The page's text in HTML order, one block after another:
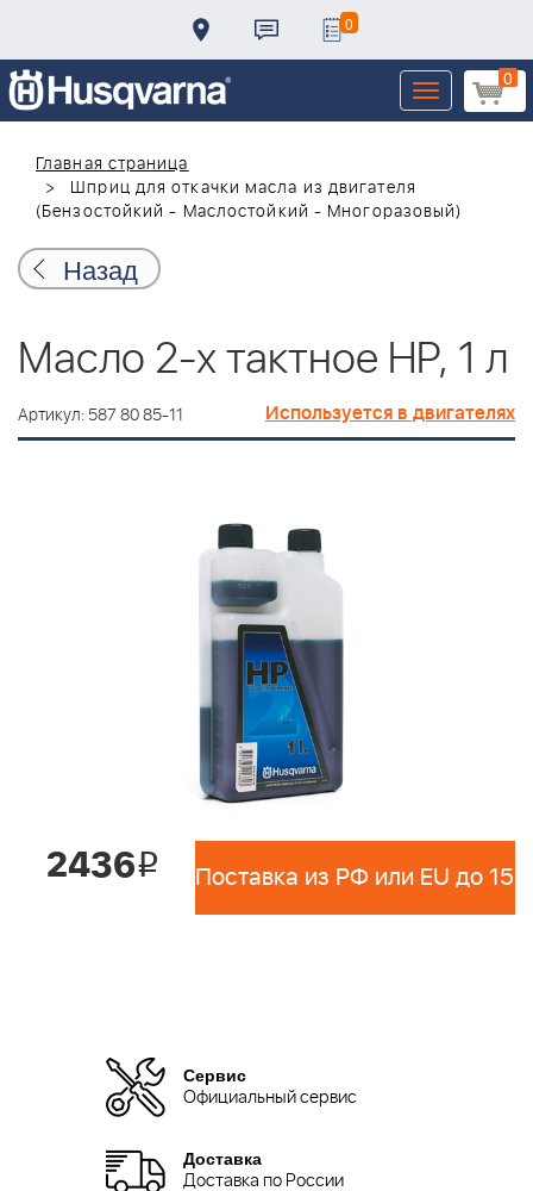
0
0
Toggle
navigation
Главная страница
Шприц для откачки масла из двигателя
(Бензостойкий - Маслостойкий - Многоразовый)
Назад
Масло 2-х тактное HP, 1 л
Артикул: 587 80 85-11 Используется в двигателях
2436i
Сервис
Официальный сервис
Доставка
Доставка по России